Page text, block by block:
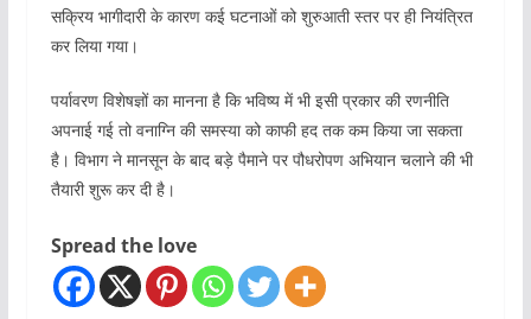
सक्रिय भागीदारी के कारण कई घटनाओं को शुरुआती स्तर पर ही नियंत्रित
कर लिया गया।
पर्यावरण विशेषज्ञों का मानना है कि भविष्य में भी इसी प्रकार की रणनीति
अपनाई गई तो वनाग्नि की समस्या को काफी हद तक कम किया जा सकता
है। विभाग ने मानसून के बाद बड़े पैमाने पर पौधरोपण अभियान चलाने की भी
तैयारी शुरू कर दी है।
Spread the love